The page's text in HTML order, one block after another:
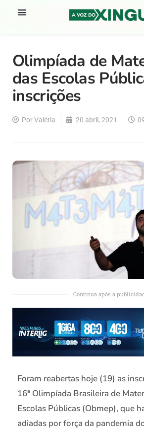
Olimpíada de
das Escolas
inscrições
PorValéria 20 abril, 2021
Continua após a
Foram reabertas hoje (19) as
16ª Olimpíada Brasileira de
Escolas Públicas (Obmep), que
adiadas por força da pandemia